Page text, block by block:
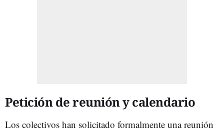
Petición de reunión y calendario
Los colectivos han solicitado formalmente una reunión